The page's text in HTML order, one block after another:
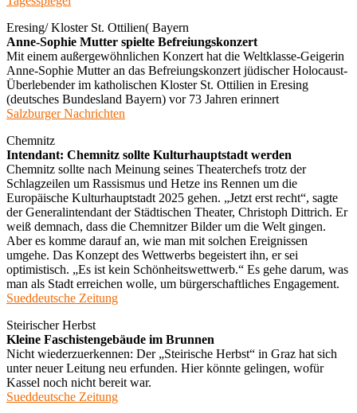
Eresing/ Kloster St. Ottilien( Bayern
Anne-Sophie Mutter spielte Befreiungskonzert
Mit einem außergewöhnlichen Konzert hat die Weltklasse-Geigerin
Anne-Sophie Mutter an das Befreiungskonzert jüdischer Holocaust-
Überlebender im katholischen Kloster St. Ottilien in Eresing
(deutsches Bundesland Bayern) vor 73 Jahren erinnert
Salzburger Nachrichten
Chemnitz
Intendant: Chemnitz sollte Kulturhauptstadt werden
Chemnitz sollte nach Meinung seines Theaterchefs trotz der
Schlagzeilen um Rassismus und Hetze ins Rennen um die
Europäische Kulturhauptstadt 2025 gehen. „Jetzt erst recht“, sagte
der Generalintendant der Städtischen Theater, Christoph Dittrich. Er
weiß demnach, dass die Chemnitzer Bilder um die Welt gingen.
Aber es komme darauf an, wie man mit solchen Ereignissen
umgehe. Das Konzept des Wettwerbs begeistert ihn, er sei
optimistisch. „Es ist kein Schönheitswettwerb.“ Es gehe darum, was
man als Stadt erreichen wolle, um bürgerschaftliches Engagement.
Sueddeutsche Zeitung
Steirischer Herbst
Kleine Faschistengebäude im Brunnen
Nicht wiederzuerkennen: Der „Steirische Herbst“ in Graz hat sich
unter neuer Leitung neu erfunden. Hier könnte gelingen, wofür
Kassel noch nicht bereit war.
Sueddeutsche Zeitung